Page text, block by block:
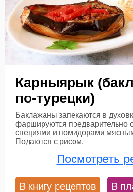
Карныярык
по-турецки)
Баклажаны запекаются в
фаршируются предварительно
специями и помидорами
Подаются с рисом.
Посмотреть
В книгу рецептов В